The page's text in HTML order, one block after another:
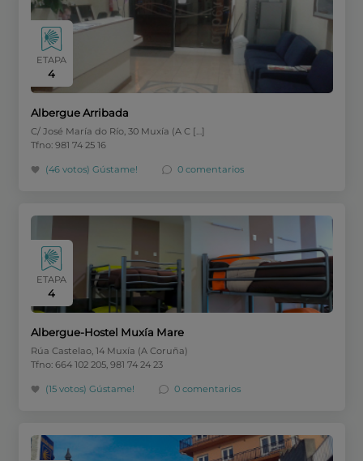
ETAPA
4
Albergue Arribada
C/ José María do Río, 30 Muxía (A C […]
Tfno: 981 74 25 16
(46 votos)Gústame! 0 comentarios
ETAPA
4
Albergue-Hostel Muxía Mare
Rúa Castelao, 14 Muxía (A Coruña)
Tfno: 664 102 205, 981 74 24 23
(15 votos)Gústame! 0 comentarios